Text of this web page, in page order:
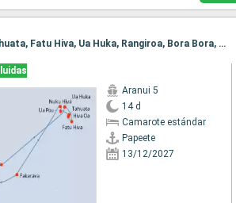
Itinerario : Papeete, Fakarava, Nuku Hiva, Ua Pou, Hiva Oa, Tahuata, Fatu Hiva, Ua Huka, Rangiroa, Bora Bora, Papeete
Aranui 5
14 d
Camarote estándar
Papeete
13/12/2027